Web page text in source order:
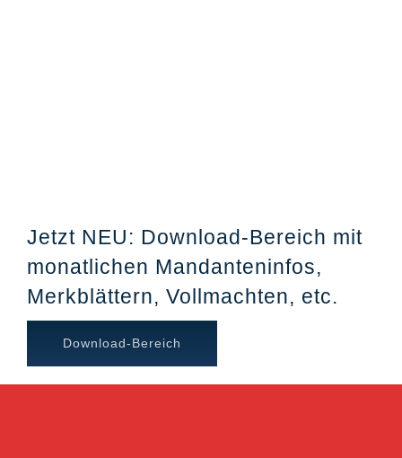
Jetzt NEU: Download-Bereich mit
monatlichen Mandanteninfos,
Merkblättern, Vollmachten, etc.
Download-Bereich